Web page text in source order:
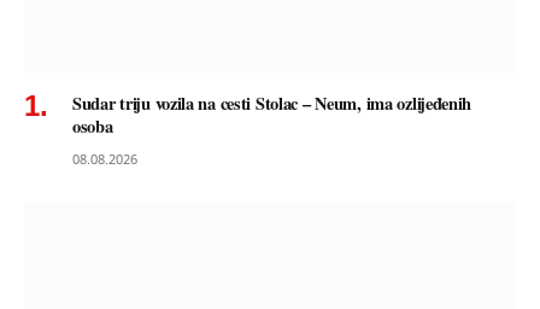
Sudar triju vozila na cesti Stolac – Neum, ima ozlijeđenih
osoba
08.08.2026